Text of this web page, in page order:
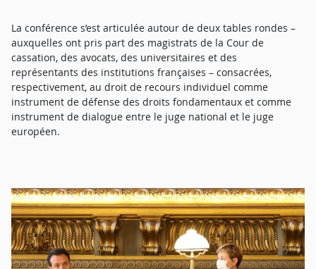
La conférence s’est articulée autour de deux tables rondes –
auxquelles ont pris part des magistrats de la Cour de
cassation, des avocats, des universitaires et des
représentants des institutions françaises – consacrées,
respectivement, au droit de recours individuel comme
instrument de défense des droits fondamentaux et comme
instrument de dialogue entre le juge national et le juge
européen.